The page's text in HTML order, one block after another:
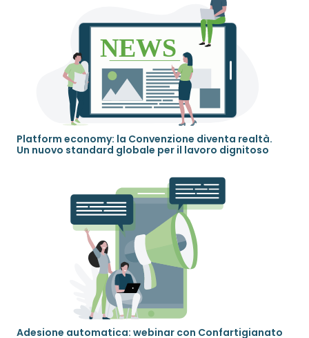
Platform economy: la Convenzione diventa realtà.
Un nuovo standard globale per il lavoro dignitoso
Adesione automatica: webinar con Confartigianato